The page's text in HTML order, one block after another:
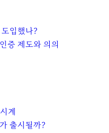
입했나?
증 제도와 의의
계
출시될까?